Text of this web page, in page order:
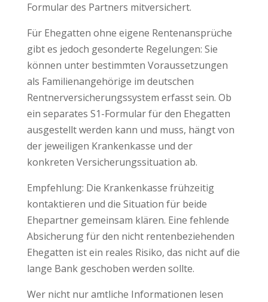
Formular des Partners mitversichert.
Für Ehegatten ohne eigene Rentenansprüche
gibt es jedoch gesonderte Regelungen: Sie
können unter bestimmten Voraussetzungen
als Familienangehörige im deutschen
Rentnerversicherungssystem erfasst sein. Ob
ein separates S1-Formular für den Ehegatten
ausgestellt werden kann und muss, hängt von
der jeweiligen Krankenkasse und der
konkreten Versicherungssituation ab.
Empfehlung: Die Krankenkasse frühzeitig
kontaktieren und die Situation für beide
Ehepartner gemeinsam klären. Eine fehlende
Absicherung für den nicht rentenbeziehenden
Ehegatten ist ein reales Risiko, das nicht auf die
lange Bank geschoben werden sollte.
Wer nicht nur amtliche Informationen lesen